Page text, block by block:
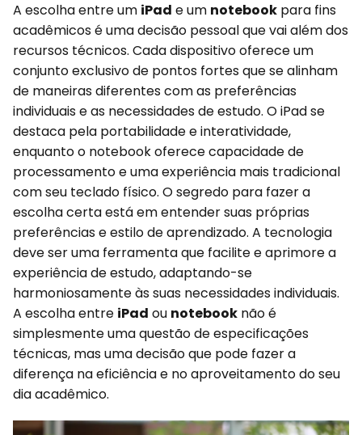
A escolha entre um iPad e um notebook para fins
acadêmicos é uma decisão pessoal que vai além dos
recursos técnicos. Cada dispositivo oferece um
conjunto exclusivo de pontos fortes que se alinham
de maneiras diferentes com as preferências
individuais e as necessidades de estudo. O iPad se
destaca pela portabilidade e interatividade,
enquanto o notebook oferece capacidade de
processamento e uma experiência mais tradicional
com seu teclado físico. O segredo para fazer a
escolha certa está em entender suas próprias
preferências e estilo de aprendizado. A tecnologia
deve ser uma ferramenta que facilite e aprimore a
experiência de estudo, adaptando-se
harmoniosamente às suas necessidades individuais.
A escolha entre iPad ou notebook não é
simplesmente uma questão de especificações
técnicas, mas uma decisão que pode fazer a
diferença na eficiência e no aproveitamento do seu
dia acadêmico.